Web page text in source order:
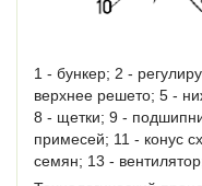
1 - бункер; 2 -
верхнее решето; 5 -
8 - щетки; 9 -
примесей; 11 - конус
семян; 13 -